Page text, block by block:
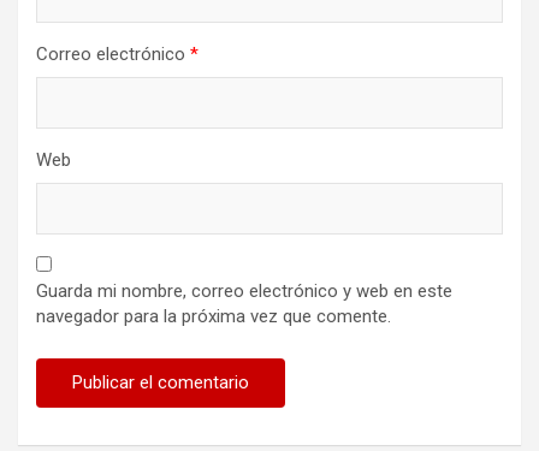
Correo electrónico *
Web
Guarda mi nombre, correo electrónico y web en este
navegador para la próxima vez que comente.